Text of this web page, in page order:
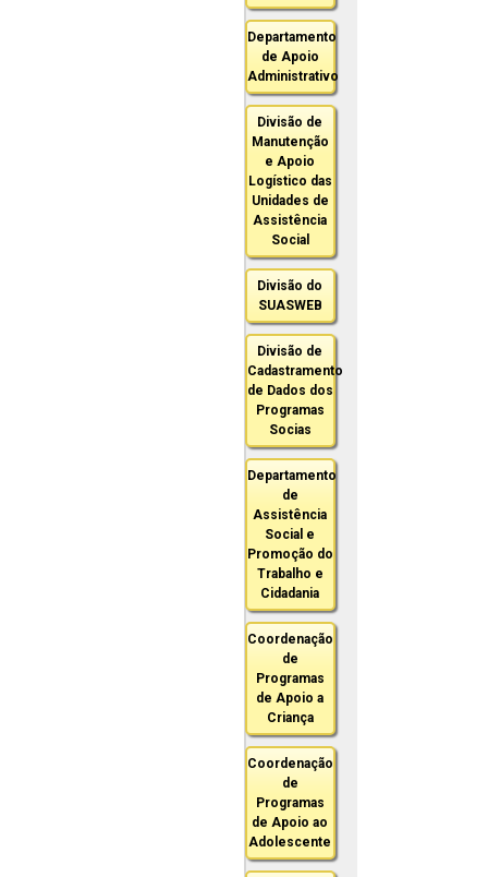
Departamento
de Apoio
Administrativo
Divisão de
Manutenção
e Apoio
Logístico das
Unidades de
Assistência
Social
Divisão do
SUASWEB
Divisão de
Cadastramento
de Dados dos
Programas
Socias
Departamento
de
Assistência
Social e
Promoção do
Trabalho e
Cidadania
Coordenação
de
Programas
de Apoio a
Criança
Coordenação
de
Programas
de Apoio ao
Adolescente